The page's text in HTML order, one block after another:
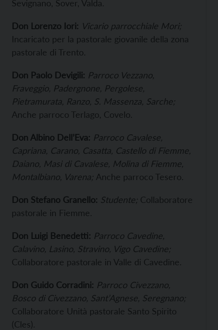
Sevignano, Sover, Valda.
Don Lorenzo Iori: Vicario parrocchiale Mori;
Incaricato per la pastorale giovanile della zona
pastorale di Trento.
Don Paolo Devigili: Parroco Vezzano,
Fraveggio, Padergnone, Pergolese,
Pietramurata, Ranzo, S. Massenza, Sarche;
Anche parroco Terlago, Covelo.
Don Albino Dell’Eva: Parroco Cavalese,
Capriana, Carano, Casatta, Castello di Fiemme,
Daiano, Masi di Cavalese, Molina di Fiemme,
Montalbiano, Varena; Anche parroco Tesero.
Don Stefano Granello: Studente; Collaboratore
pastorale in Fiemme.
Don Luigi Benedetti: Parroco Cavedine,
Calavino, Lasino, Stravino, Vigo Cavedine;
Collaboratore pastorale in Valle di Cavedine.
Don Guido Corradini: Parroco Civezzano,
Bosco di Civezzano, Sant’Agnese, Seregnano;
Collaboratore Unità pastorale Santo Spirito
(Cles).